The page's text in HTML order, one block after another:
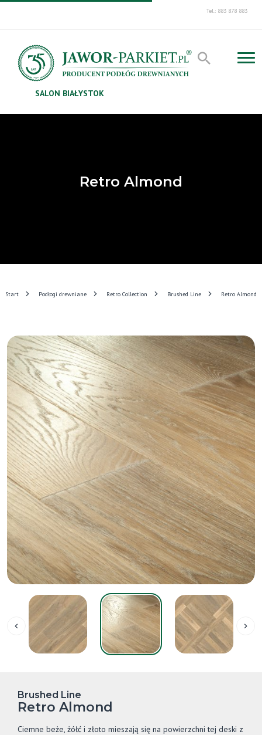
Tel.: 883 878 883
SALON BIAŁYSTOK
Retro Almond
Start Podłogi drewniane Retro Collection Brushed Line Retro Almond
Brushed Line
Retro Almond
Ciemne beże, żółć i złoto mieszają się na powierzchni tej deski z